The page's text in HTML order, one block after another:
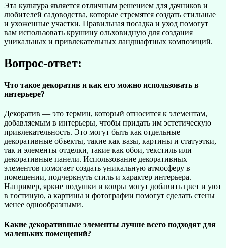
Эта культура является отличным решением для дачников и
любителей садоводства, которые стремятся создать стильные
и ухоженные участки. Правильная посадка и уход помогут
вам использовать крушину ольховидную для создания
уникальных и привлекательных ландшафтных композиций.
Вопрос-ответ:
Что такое декоратив и как его можно использовать в
интерьере?
Декоратив — это термин, который относится к элементам,
добавляемым в интерьеры, чтобы придать им эстетическую
привлекательность. Это могут быть как отдельные
декоративные объекты, такие как вазы, картины и статуэтки,
так и элементы отделки, такие как обои, текстиль или
декоративные панели. Использование декоративных
элементов помогает создать уникальную атмосферу в
помещении, подчеркнуть стиль и характер интерьера.
Например, яркие подушки и ковры могут добавить цвет и уют
в гостиную, а картины и фотографии помогут сделать стены
менее однообразными.
Какие декоративные элементы лучше всего подходят для
маленьких помещений?